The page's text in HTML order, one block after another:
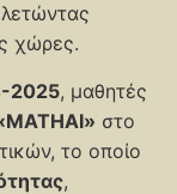
χώρες.
2025, μαθητές
στο
το οποίο
,